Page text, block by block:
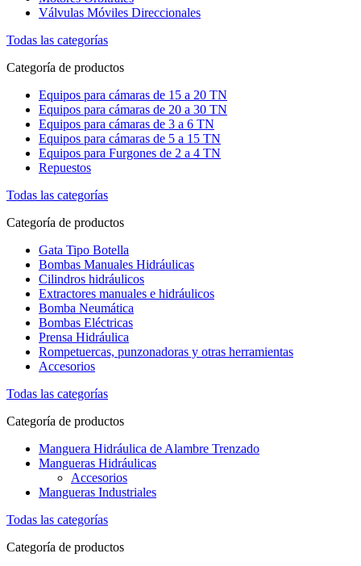
Válvulas Móviles Direccionales
Todas las categorías
Categoría de productos
Equipos para cámaras de 15 a 20 TN
Equipos para cámaras de 20 a 30 TN
Equipos para cámaras de 3 a 6 TN
Equipos para cámaras de 5 a 15 TN
Equipos para Furgones de 2 a 4 TN
Repuestos
Todas las categorías
Categoría de productos
Gata Tipo Botella
Bombas Manuales Hidráulicas
Cilindros hidráulicos
Extractores manuales e hidráulicos
Bomba Neumática
Bombas Eléctricas
Prensa Hidráulica
Rompetuercas, punzonadoras y otras herramientas
Accesorios
Todas las categorías
Categoría de productos
Manguera Hidráulica de Alambre Trenzado
Mangueras Hidráulicas
Accesorios
Mangueras Industriales
Todas las categorías
Categoría de productos